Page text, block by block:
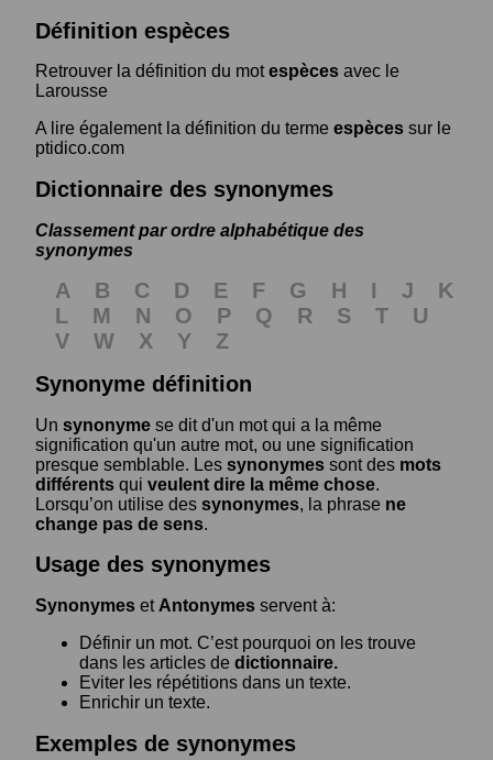
Définition espèces
Retrouver la définition du motespèces avec le
Larousse
A lire également la définition du terme espèces sur le
ptidico.com
Dictionnaire des synonymes
Classement par ordre alphabétique des
synonymes
A B C D E F G H I J
K
L
M N O P Q R S T
U
V
W X Y
Z
Synonyme définition
Un synonyme se dit d'un mot qui a la même
signification qu'un autre mot, ou une signification
presque semblable. Les synonymes sont des mots
différents qui veulent dire la même chose.
Lorsqu’on utilise des synonymes, la phrase ne
change pas de sens.
Usage des synonymes
Synonymes et Antonymes servent à:
Définir un mot. C’est pourquoi on les trouve
dans les articles de dictionnaire.
Eviter les répétitions dans un texte.
Enrichir un texte.
Exemples de synonymes